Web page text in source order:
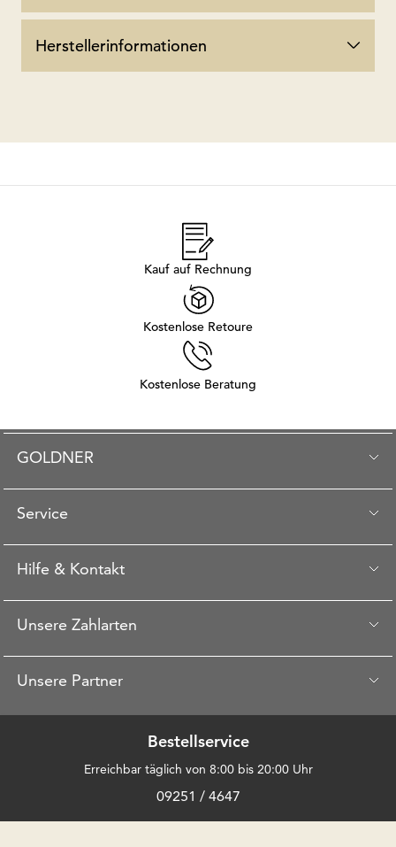
Herstellerinformationen
Kauf auf Rechnung
Kostenlose Retoure
Kostenlose Beratung
GOLDNER
Service
Hilfe & Kontakt
Unsere Zahlarten
Unsere Partner
Bestellservice
Erreichbar täglich von 8:00 bis 20:00 Uhr
09251 / 4647